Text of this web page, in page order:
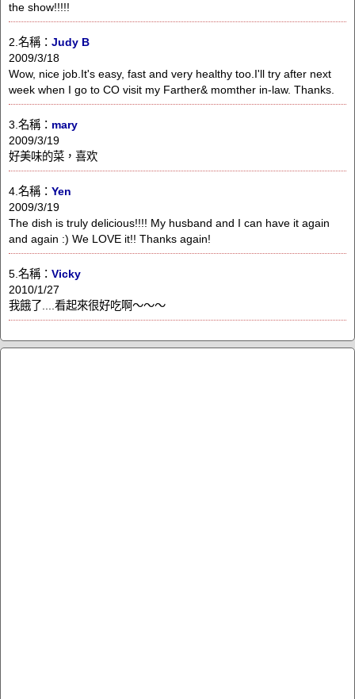
the show!!!!!
2.名稱： Judy B
2009/3/18
Wow, nice job.It's easy, fast and very healthy too.I'll try after next
week when I go to CO visit my Farther& momther in-law. Thanks.
3.名稱： mary
2009/3/19
好美味的菜，喜欢
4.名稱： Yen
2009/3/19
The dish is truly delicious!!!! My husband and I can have it again
and again :) We LOVE it!! Thanks again!
5.名稱： Vicky
2010/1/27
我餓了....看起來很好吃啊～～～